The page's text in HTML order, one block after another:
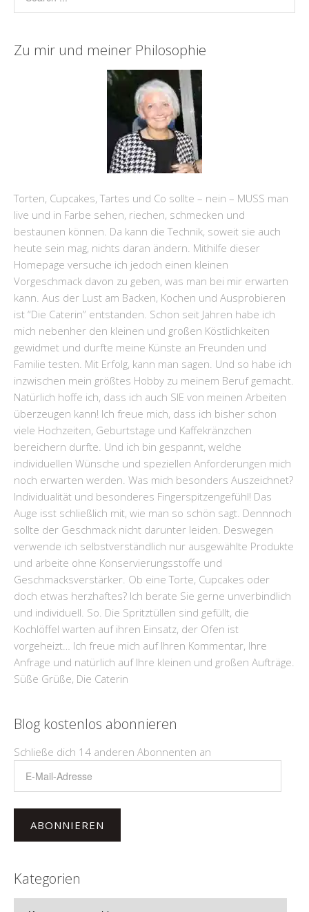
Zu mir und meiner Philosophie
Torten, Cupcakes, Tartes und Co sollte – nein – MUSS man
live und in Farbe sehen, riechen, schmecken und
bestaunen können. Da kann die Technik, soweit sie auch
heute sein mag, nichts daran ändern. Mithilfe dieser
Homepage versuche ich jedoch einen kleinen
Vorgeschmack davon zu geben, was man bei mir erwarten
kann. Aus der Lust am Backen, Kochen und Ausprobieren
ist “Die Caterin” entstanden. Schon seit Jahren habe ich
mich nebenher den kleinen und großen Köstlichkeiten
gewidmet und durfte meine Künste an Freunden und
Familie testen. Mit Erfolg, kann man sagen. Und so habe ich
inzwischen mein größtes Hobby zu meinem Beruf gemacht.
Natürlich hoffe ich, dass ich auch SIE von meinen Arbeiten
überzeugen kann! Ich freue mich, dass ich bisher schon
viele Hochzeiten, Geburtstage und Kaffekränzchen
bereichern durfte. Und ich bin gespannt, welche
individuellen Wünsche und speziellen Anforderungen mich
noch erwarten werden. Was mich besonders Auszeichnet?
Individualität und besonderes Fingerspitzengefühl! Das
Auge isst schließlich mit, wie man so schön sagt. Dennnoch
sollte der Geschmack nicht darunter leiden. Deswegen
verwende ich selbstverständlich nur ausgewählte Produkte
und arbeite ohne Konservierungsstoffe und
Geschmacksverstärker. Ob eine Torte, Cupcakes oder
doch etwas herzhaftes? Ich berate Sie gerne unverbindlich
und individuell. So. Die Spritztüllen sind gefüllt, die
Kochlöffel warten auf ihren Einsatz, der Ofen ist
vorgeheizt… Ich freue mich auf Ihren Kommentar, Ihre
Anfrage und natürlich auf Ihre kleinen und großen Aufträge.
Süße Grüße, Die Caterin
Blog kostenlos abonnieren
Schließe dich 14 anderen Abonnenten an
Mail-
ABONNIEREN
Kategorien